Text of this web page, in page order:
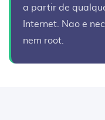
a partir de
Internet. Nao e
nem root.